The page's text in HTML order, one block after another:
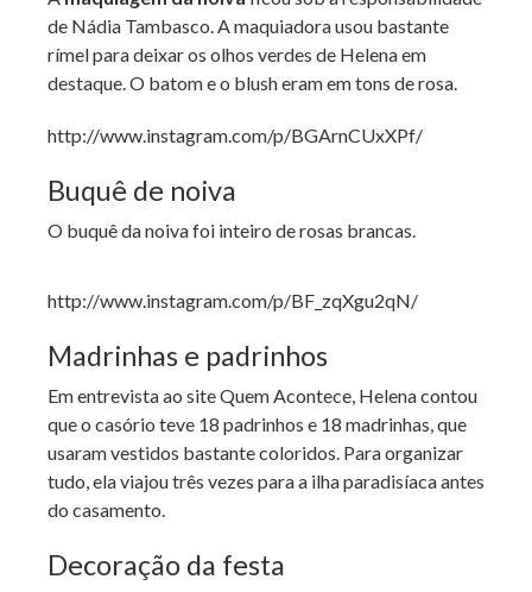
de Nádia Tambasco. A maquiadora usou bastante
rímel para deixar os olhos verdes de Helena em
destaque. O batom e o blush eram em tons de rosa.
http://www.instagram.com/p/BGArnCUxXPf/
Buquê de noiva
O buquê da noiva foi inteiro de rosas brancas.
http://www.instagram.com/p/BF_zqXgu2qN/
Madrinhas e padrinhos
Em entrevista ao site Quem Acontece, Helena contou
que o casório teve 18 padrinhos e 18 madrinhas, que
usaram vestidos bastante coloridos. Para organizar
tudo, ela viajou três vezes para a ilha paradisíaca antes
do casamento.
Decoração da festa